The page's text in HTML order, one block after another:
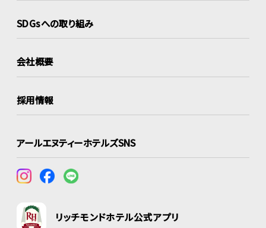
SDGsへの取り組み
会社概要
採用情報
アールエヌティーホテルズSNS
リッチモンドホテル公式アプリ